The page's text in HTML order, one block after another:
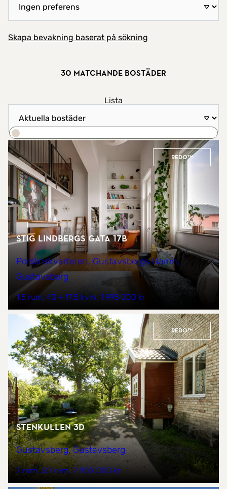
Skapa bevakning baserat på sökning
Lista
30 matchande bostäder
Sortera efter
Sök
REDO™
Stig Lindbergs gata 17B
Porslinskvarteren, Gustavsbergs Hamn,
Gustavsberg
1,5 rum 43 + 17,5 kvm 1 995 000 kr
REDO™
Stenkullen 3D
Gustavsberg, Gustavsberg
2 rum 50 kvm 2 900 000 kr